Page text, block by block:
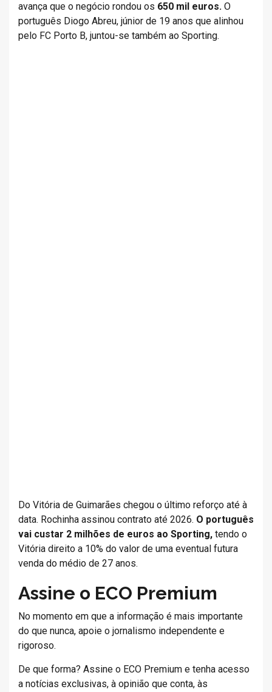
avança que o negócio rondou os 650 mil euros. O
português Diogo Abreu, júnior de 19 anos que alinhou
pelo FC Porto B, juntou-se também ao Sporting.
Do Vitória de Guimarães chegou o último reforço até à
data. Rochinha assinou contrato até 2026. O português
vai custar 2 milhões de euros ao Sporting, tendo o
Vitória direito a 10% do valor de uma eventual futura
venda do médio de 27 anos.
Assine o ECO Premium
No momento em que a informação é mais importante
do que nunca, apoie o jornalismo independente e
rigoroso.
De que forma? Assine o ECO Premium e tenha acesso
a notícias exclusivas, à opinião que conta, às